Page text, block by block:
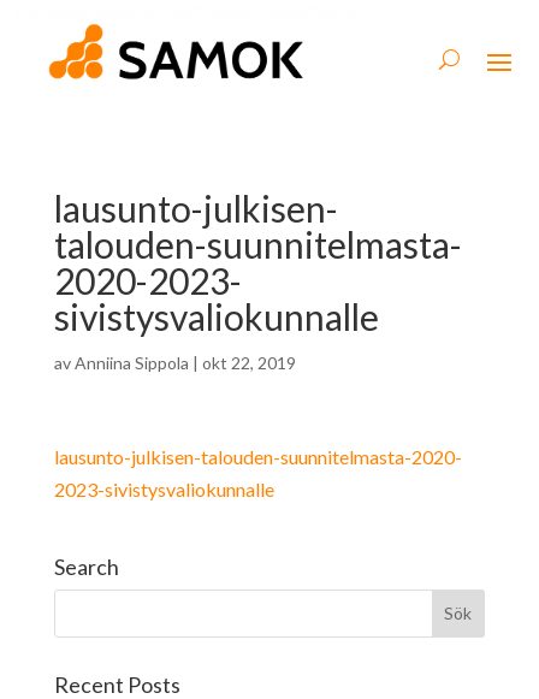
lausunto-julkisen-
talouden-suunnitelmasta-
2020-2023-
sivistysvaliokunnalle
avAnniina Sippola | okt 22, 2019
lausunto-julkisen-talouden-suunnitelmasta-2020-
2023-sivistysvaliokunnalle
Search
Recent Posts